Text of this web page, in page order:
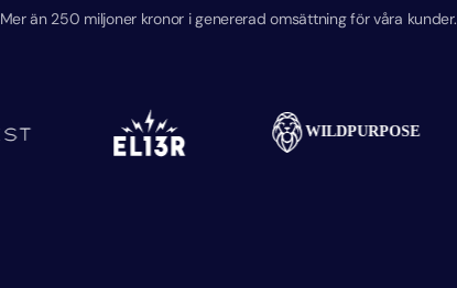
Mer än 250 miljoner kronor i genererad omsättning för våra kunder.